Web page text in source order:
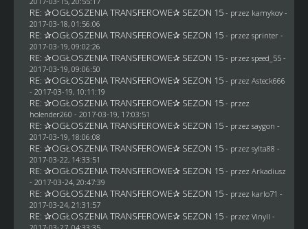
RE: ✰OGŁOSZENIA TRANSFEROWE✰ SEZON 15 - przez kamykov-
2017-03-18, 01:56:06
RE: ✰OGŁOSZENIA TRANSFEROWE✰ SEZON 15 - przez sprinter -
2017-03-19, 09:02:26
RE: ✰OGŁOSZENIA TRANSFEROWE✰ SEZON 15 - przez speed_55 -
2017-03-19, 09:06:50
RE: ✰OGŁOSZENIA TRANSFEROWE✰ SEZON 15 - przez Asteck666
- 2017-03-19, 10:11:19
RE: ✰OGŁOSZENIA TRANSFEROWE✰ SEZON 15 - przez
holender260 - 2017-03-19, 17:03:51
RE: ✰OGŁOSZENIA TRANSFEROWE✰ SEZON 15 - przez saygon -
2017-03-19, 18:06:08
RE: ✰OGŁOSZENIA TRANSFEROWE✰ SEZON 15 - przez sylta88 -
2017-03-22, 14:33:51
RE: ✰OGŁOSZENIA TRANSFEROWE✰ SEZON 15 - przez Arkadiusz
- 2017-03-24, 20:47:39
RE: ✰OGŁOSZENIA TRANSFEROWE✰ SEZON 15 - przez karlo71 -
2017-03-24, 21:31:57
RE: ✰OGŁOSZENIA TRANSFEROWE✰ SEZON 15 - przez Vinyll -